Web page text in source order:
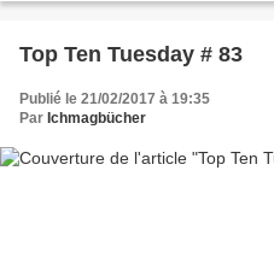
Top Ten Tuesday # 83
Publié le 21/02/2017 à 19:35
Par Ichmagbücher